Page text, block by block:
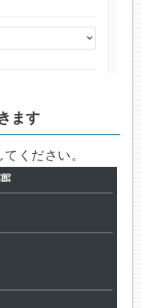
ます
ください。